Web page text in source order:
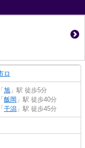
ロ
「 旭 」駅 徒歩5分
「 飯岡 」駅 徒歩40分
「 干潟 」駅 徒歩45分